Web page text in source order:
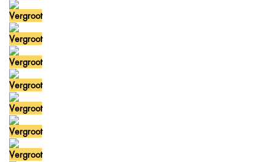
Vergroot
Vergroot
Vergroot
Vergroot
Vergroot
Vergroot
Vergroot